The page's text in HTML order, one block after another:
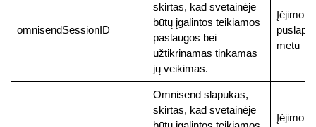
omnisendSessionID
skirtas, kad svetainėje
būtų įgalintos teikiamos
paslaugos bei
užtikrinamas tinkamas
jų veikimas.
Įėjimo į
puslapį
metu
Omnisend slapukas,
skirtas, kad svetainėje
Įėjimo į